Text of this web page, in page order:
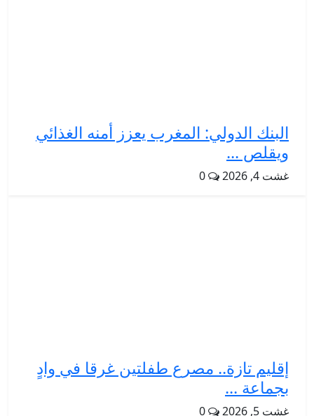
البنك الدولي: المغرب يعزز أمنه الغذائي
ويقلص ...
غشت 4, 2026 0
إقليم تازة.. مصرع طفلتين غرقا في وادٍ
بجماعة ...
غشت 5, 2026 0